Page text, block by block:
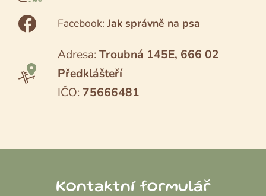
Facebook:Jak správně na psa
Adresa:Troubná 145E, 666 02
Předklášteří
IČO: 75666481
Kontaktní formulář